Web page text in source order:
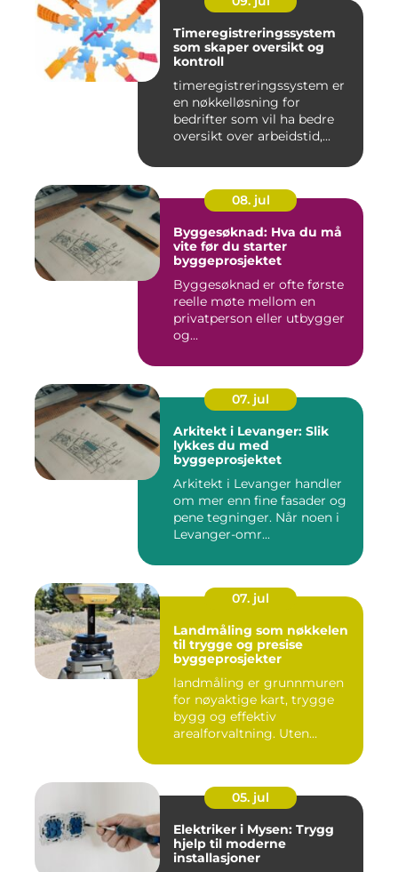
Timeregistreringssystem
som skaper oversikt og
kontroll
timeregistreringssystem er
en nøkkelløsning for
bedrifter som vil ha bedre
oversikt over arbeidstid,...
08. jul
Byggesøknad: Hva du må
vite før du starter
byggeprosjektet
Byggesøknad er ofte første
reelle møte mellom en
privatperson eller utbygger
og...
07. jul
Arkitekt i Levanger: Slik
lykkes du med
byggeprosjektet
Arkitekt i Levanger handler
om mer enn fine fasader og
pene tegninger. Når noen i
Levanger-omr...
07. jul
Landmåling som nøkkelen
til trygge og presise
byggeprosjekter
landmåling er grunnmuren
for nøyaktige kart, trygge
bygg og effektiv
arealforvaltning. Uten
05. jul
Elektriker i Mysen: Trygg
hjelp til moderne
installasjoner